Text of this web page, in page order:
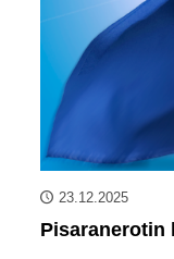
23.12.2025
Pisaranerotin